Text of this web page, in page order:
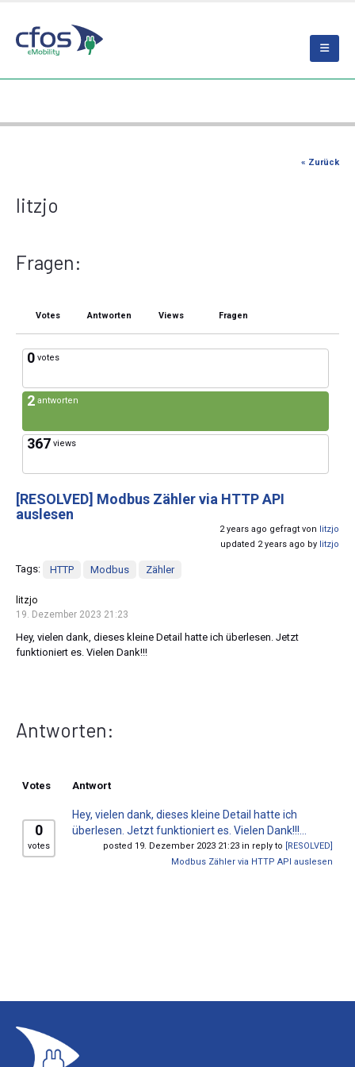
« Zurück
litzjo
Fragen:
Votes Antworten Views Fragen
0 votes
2 antworten
367 views
[RESOLVED] Modbus Zähler via HTTP API
auslesen
2 years ago gefragt von
litzjo
updated 2 years ago by litzjo
Tags: HTTP Modbus Zähler
litzjo
19. Dezember 2023 21:23
Hey, vielen dank, dieses kleine Detail hatte ich überlesen. Jetzt
funktioniert es. Vielen Dank!!!
Antworten:
Votes Antwort
0
votes
Hey, vielen dank, dieses kleine Detail hatte ich
überlesen. Jetzt funktioniert es. Vielen Dank!!!...
posted 19. Dezember 2023 21:23 in reply to [RESOLVED]
Modbus Zähler via HTTP API auslesen